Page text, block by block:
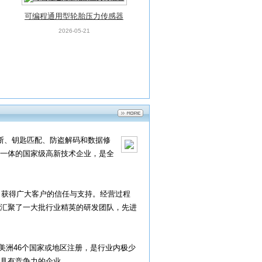
可编程通用型轮胎压力传感器
2026-05-21
、钥匙匹配、防盗解码和数据修
体的国家级高新技术企业，是全
广大客户的信任与支持。经营过程
聚了一大批行业精英的研发团队，先进
46个国家或地区注册，是行业内极少